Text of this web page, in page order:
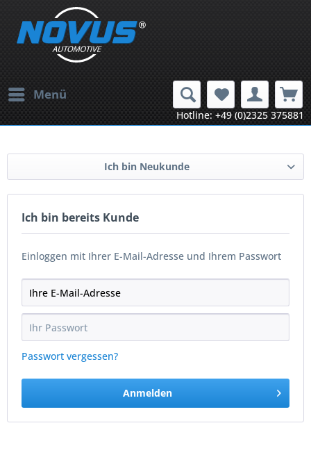
Menü
Hotline: +49 (0)2325 375881
Ich bin Neukunde
Ich bin bereits Kunde
Einloggen mit Ihrer E-Mail-Adresse und Ihrem Passwort
Passwort vergessen?
Anmelden